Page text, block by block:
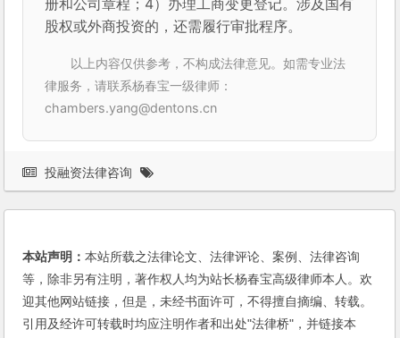
册和公司章程；4）办理工商变更登记。涉及国有
股权或外商投资的，还需履行审批程序。
以上内容仅供参考，不构成法律意见。如需专业法
律服务，请联系杨春宝一级律师：
chambers.yang@dentons.cn
投融资法律咨询
本站声明：本站所载之法律论文、法律评论、案例、法律咨询
等，除非另有注明，著作权人均为站长杨春宝高级律师本人。欢
迎其他网站链接，但是，未经书面许可，不得擅自摘编、转载。
引用及经许可转载时均应注明作者和出处"法律桥"，并链接本